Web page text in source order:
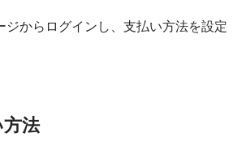
ジからログインし、支払い方法を設定
法